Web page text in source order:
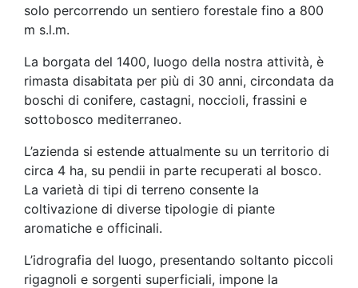
solo percorrendo un sentiero forestale fino a 800
m s.l.m.
La borgata del 1400, luogo della nostra attività, è
rimasta disabitata per più di 30 anni, circondata da
boschi di conifere, castagni, noccioli, frassini e
sottobosco mediterraneo.
L’azienda si estende attualmente su un territorio di
circa 4 ha, su pendii in parte recuperati al bosco.
La varietà di tipi di terreno consente la
coltivazione di diverse tipologie di piante
aromatiche e officinali.
L’idrografia del luogo, presentando soltanto piccoli
rigagnoli e sorgenti superficiali, impone la